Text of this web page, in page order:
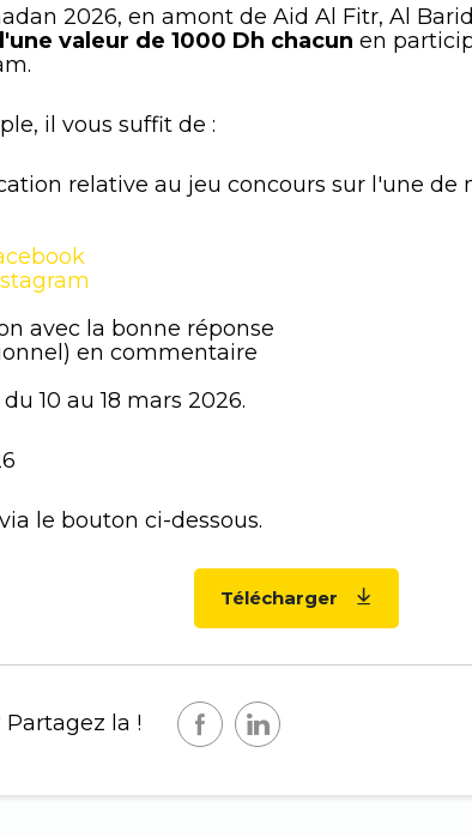
2026, en amont de Aid Al Fitr, Al
valeur de 1000 Dh chacun en
il vous suffit de :
relative au jeu concours sur l'une de
avec la bonne réponse
en commentaire
10 au 18 mars 2026.
le bouton ci-dessous.
Télécharger
la !